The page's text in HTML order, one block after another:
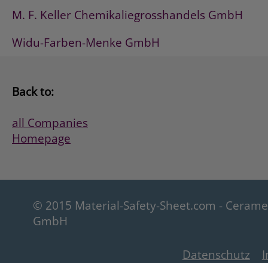
Gleitfett
Silicon-Öl
Silicon-Spray
M. F. Keller Chemikaliegrosshandels GmbH
Widu-Farben-Menke GmbH
Back to:
all Companies
Homepage
© 2015 Material-Safety-Sheet.com -
GmbH
Datenschutz